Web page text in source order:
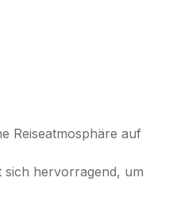
Reiseatmosphäre auf
sich hervorragend, um